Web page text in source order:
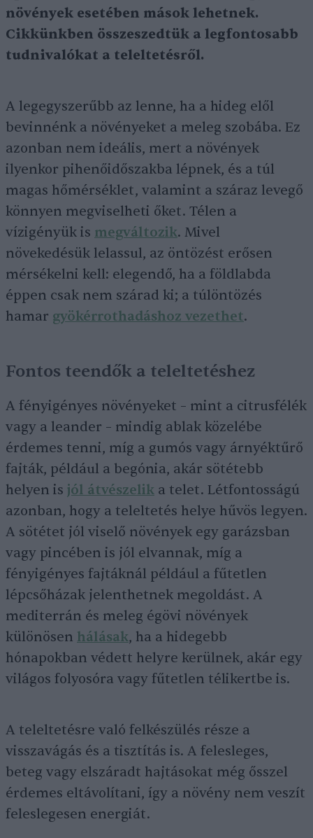
növények esetében mások lehetnek.
Cikkünkben összeszedtük a legfontosabb
tudnivalókat a teleltetésről.
A legegyszerűbb az lenne, ha a hideg elől
bevinnénk a növényeket a meleg szobába. Ez
azonban nem ideális, mert a növények
ilyenkor pihenőidőszakba lépnek, és a túl
magas hőmérséklet, valamint a száraz levegő
könnyen megviselheti őket. Télen a
vízigényük is megváltozik. Mivel
növekedésük lelassul, az öntözést erősen
mérsékelni kell: elegendő, ha a földlabda
éppen csak nem szárad ki; a túlöntözés
hamar gyökérrothadáshoz vezethet.
Fontos teendők a teleltetéshez
A fényigényes növényeket – mint a citrusfélék
vagy a leander – mindig ablak közelébe
érdemes tenni, míg a gumós vagy árnyéktűrő
fajták, például a begónia, akár sötétebb
helyen is jól átvészelik a telet. Létfontosságú
azonban, hogy a teleltetés helye hűvös legyen.
A sötétet jól viselő növények egy garázsban
vagy pincében is jól elvannak, míg a
fényigényes fajtáknál például a fűtetlen
lépcsőházak jelenthetnek megoldást. A
mediterrán és meleg égövi növények
különösen hálásak, ha a hidegebb
hónapokban védett helyre kerülnek, akár egy
világos folyosóra vagy fűtetlen télikertbe is.
A teleltetésre való felkészülés része a
visszavágás és a tisztítás is. A felesleges,
beteg vagy elszáradt hajtásokat még ősszel
érdemes eltávolítani, így a növény nem veszít
feleslegesen energiát.